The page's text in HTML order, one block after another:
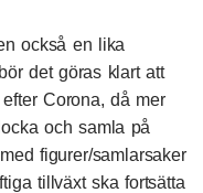
också en lika
det göras klart att
Corona, då mer
och samla på
figurer/samlarsaker
tillväxt ska fortsätta